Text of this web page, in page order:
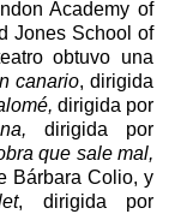
Academy of
Jones School of
obtuvo una
canario, dirigida
dirigida por
dirigida por
que sale mal,
Bárbara Colio, y
, dirigida por